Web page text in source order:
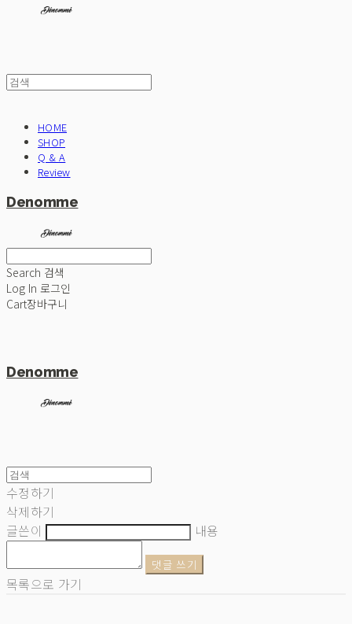
HOME
SHOP
Q & A
Review
Denomme
Search 검색
Log In 로그인
Cart장바구니
Denomme
수정하기
삭제하기
글쓴이
내용
댓글 쓰기
목록으로 가기